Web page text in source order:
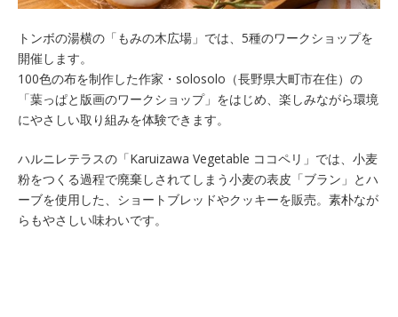
トンボの湯横の「もみの木広場」では、5種のワークショップを
開催します。
100色の布を制作した作家・solosolo（長野県大町市在住）の
「葉っぱと版画のワークショップ」をはじめ、楽しみながら環境
にやさしい取り組みを体験できます。
ハルニレテラスの「Karuizawa Vegetable ココペリ」では、小麦
粉をつくる過程で廃棄しされてしまう小麦の表皮「ブラン」とハ
ーブを使用した、ショートブレッドやクッキーを販売。素朴なが
らもやさしい味わいです。